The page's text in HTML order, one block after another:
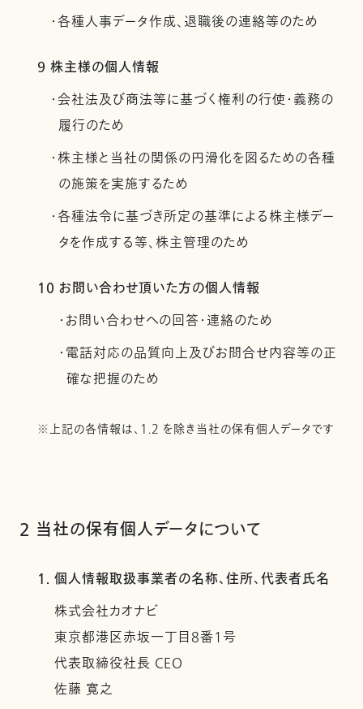
・各種人事データ作成、退職後の連絡等のため
9 株主様の個人情報
・会社法及び商法等に基づく権利の行使・義務の
履行のため
・株主様と当社の関係の円滑化を図るための各種
の施策を実施するため
・各種法令に基づき所定の基準による株主様デー
タを作成する等、株主管理のため
10 お問い合わせ頂いた方の個人情報
・お問い合わせへの回答・連絡のため
・電話対応の品質向上及びお問合せ内容等の正
確な把握のため
※上記の各情報は、1.2 を除き当社の保有個人データです
2 当社の保有個人データについて
1. 個人情報取扱事業者の名称、住所、代表者氏名
株式会社カオナビ
東京都港区赤坂一丁目8番1号
代表取締役社長 CEO
佐藤 寛之